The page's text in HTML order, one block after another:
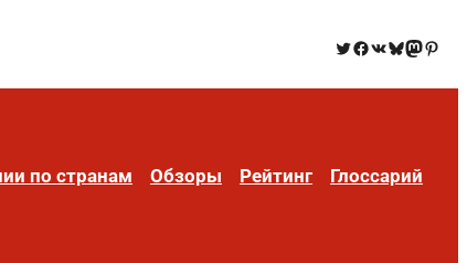
по странам Обзоры Рейтинг Глоссарий